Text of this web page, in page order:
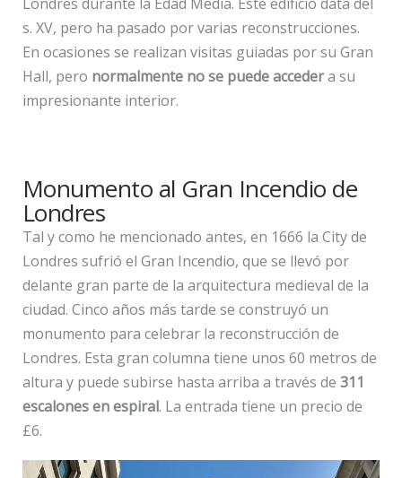
s. XV, pero ha pasado por varias reconstrucciones.
En ocasiones se realizan visitas guiadas por su Gran
Hall, pero normalmente no se puede accedera su
impresionante interior.
Monumento al Gran Incendio de
Londres
Tal y como he mencionado antes, en 1666 la City de
Londres sufrió el Gran Incendio, que se llevó por
delante gran parte de la arquitectura medieval de la
ciudad. Cinco años más tarde se construyó un
monumento para celebrar la reconstrucción de
Londres. Esta gran columna tiene unos 60 metros de
altura y puede subirse hasta arriba a través de 311
escalones en espiral. La entrada tiene un precio de
£6.